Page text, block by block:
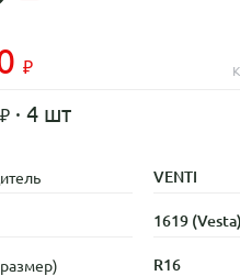
· 4 шт
VENTI
1619 (Vesta)
R16